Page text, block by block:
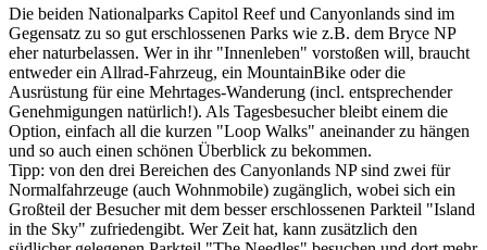
Die beiden Nationalparks Capitol Reef und Canyonlands sind im
Gegensatz zu so gut erschlossenen Parks wie z.B. dem Bryce NP
eher naturbelassen. Wer in ihr "Innenleben" vorstoßen will, braucht
entweder ein Allrad-Fahrzeug, ein MountainBike oder die
Ausrüstung für eine Mehrtages-Wanderung (incl. entsprechender
Genehmigungen natürlich!). Als Tagesbesucher bleibt einem die
Option, einfach all die kurzen "Loop Walks" aneinander zu hängen
und so auch einen schönen Überblick zu bekommen.
Tipp: von den drei Bereichen des Canyonlands NP sind zwei für
Normalfahrzeuge (auch Wohnmobile) zugänglich, wobei sich ein
Großteil der Besucher mit dem besser erschlossenen Parkteil "Island
in the Sky" zufriedengibt. Wer Zeit hat, kann zusätzlich den